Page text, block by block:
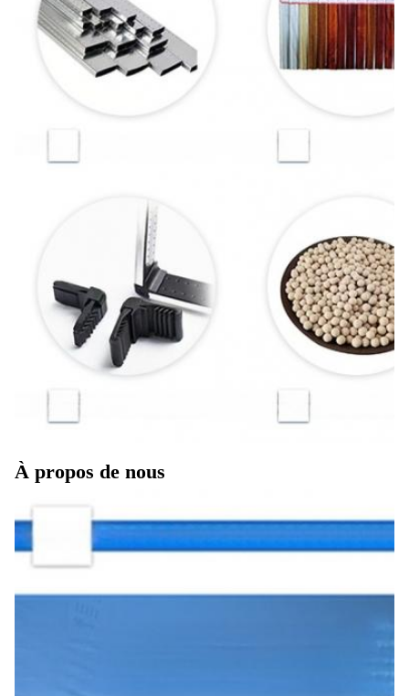
À propos de nous